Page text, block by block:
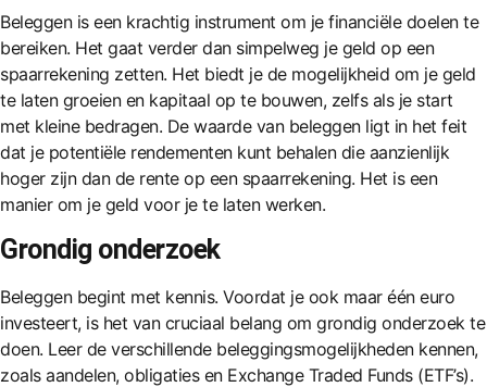
Beleggen is een krachtig instrument om je financiële doelen te
bereiken. Het gaat verder dan simpelweg je geld op een
spaarrekening zetten. Het biedt je de mogelijkheid om je geld
te laten groeien en kapitaal op te bouwen, zelfs als je start
met kleine bedragen. De waarde van beleggen ligt in het feit
dat je potentiële rendementen kunt behalen die aanzienlijk
hoger zijn dan de rente op een spaarrekening. Het is een
manier om je geld voor je te laten werken.
Grondig onderzoek
Beleggen begint met kennis. Voordat je ook maar één euro
investeert, is het van cruciaal belang om grondig onderzoek te
doen. Leer de verschillende beleggingsmogelijkheden kennen,
zoals aandelen, obligaties en Exchange Traded Funds (ETF’s).